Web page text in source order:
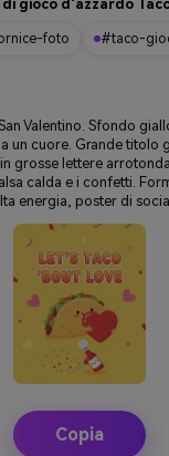
di gioco d'azzardo
foto #taco-
Valentino. Sfondo
un cuore. Grande titolo
grosse lettere
calda e i confetti.
energia, poster di
Copia